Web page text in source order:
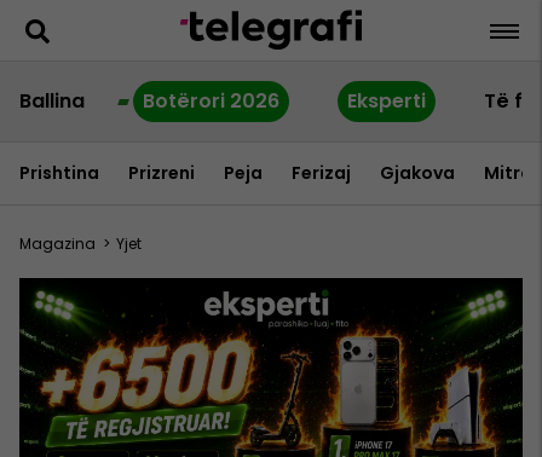
Ballina Botërori 2026 Eksperti Të
Prishtina Prizreni Peja Ferizaj Gjakova
Magazina > Yjet